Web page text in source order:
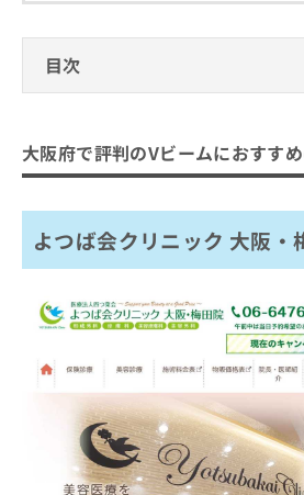
目次
よつば会クリニック 大阪・梅
大阪梅田形成外科粉瘤クリニ
大阪梅田 形成外科・リンパ
クリニーク大阪心斎橋
きぬがさクリニック 難波院
エースクリニック 大阪梅田
こまちクリニック
千里中央花ふさ皮ふ科
ウィルクリニック
大阪府で評判のVビームにおすす
よつば会クリニック 大阪・